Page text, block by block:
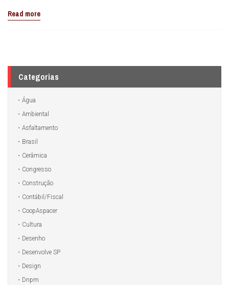
Read more
Categorias
Água
Ambiental
Asfaltamento
Brasil
Cerâmica
Congresso
Construção
Contábil/Fiscal
CoopAspacer
Cultura
Desenho
Desenvolve SP
Design
Dnpm